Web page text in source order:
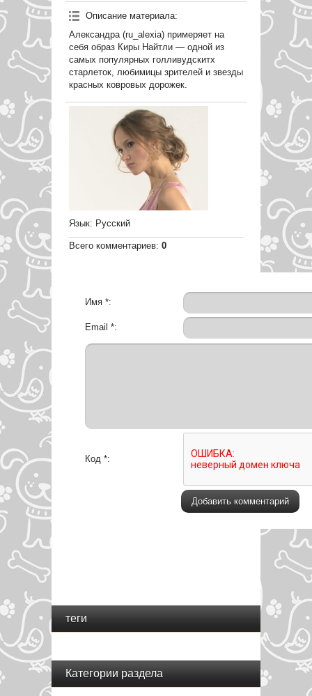
Описание материала:
Александра (ru_alexia) примеряет на
себя образ Киры Найтли — одной из
самых популярных голливудскитх
старлеток, любимицы зрителей и звезды
красных ковровых дорожек.
Язык: Русский
Всего комментариев: 0
Имя *:
Email *:
Код *:
теги
Категории раздела